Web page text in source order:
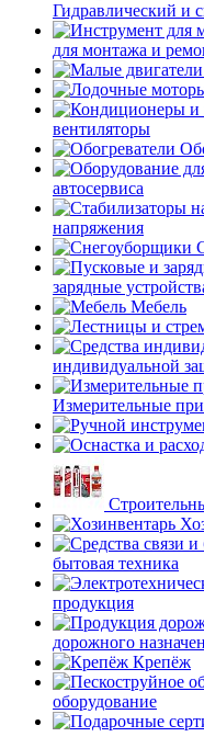
Гидравлический и
для монтажа и
вентиляторы
автосервиса
напряжения
зарядные
Мебель
индивидуальной
Измерительные
бытовая техника
продукция
дорожного
Крепёж
оборудование